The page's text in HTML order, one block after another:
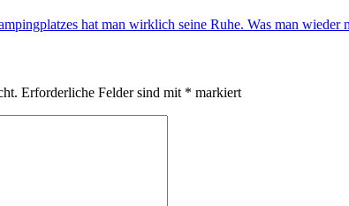
hat man wirklich seine Ruhe. Was man
Erforderliche Felder sind mit * markiert